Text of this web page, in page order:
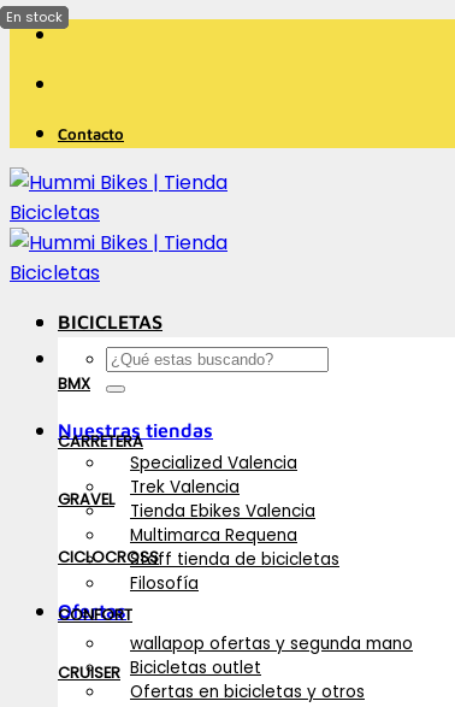
Saltar
contenido
Contacto
Buscar
por:
Nuestras tiendas
Specialized Valencia
Trek Valencia
Tienda Ebikes Valencia
Multimarca Requena
Staff tienda de bicicletas
Filosofía
Ofertas
wallapop ofertas y segunda mano
Bicicletas outlet
Ofertas en bicicletas y otros
BICICLETAS
BMX
CARRETERA
GRAVEL
CICLOCROSS
CONFORT
CRUISER